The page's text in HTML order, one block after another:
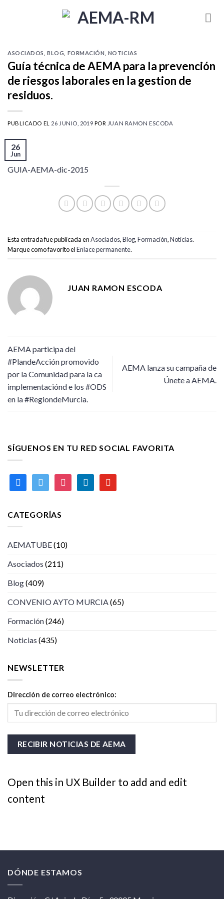
ASOCIADOS ,BLOG FORMACIÓN NOTICIAS
Guía técnica de AEMA para la prevención
de riesgos laborales en la gestion de
residuos.
PUBLICADO EL 26 JUNIO, 2019 POR JUAN RAMON ESCODA
26
Jun
GUIA-AEMA-dic-2015
Esta entrada fue publicada enAsociados,Blog,Formación,Noticias.
Marque como favorito elEnlace permanente.
JUAN RAMON ESCODA
AEMA participa del
#PlandeAcción promovido
por la Comunidad para la ca
implementaciónd e los #ODS
en la #RegiondeMurcia.
AEMA lanza su campaña de
Únete a AEMA.
SÍGUENOS EN TU RED SOCIAL FAVORITA
facebooktwitter instagramlinkedin youtube
CATEGORÍAS
AEMATUBE(10)
Asociados (211)
Blog(409)
CONVENIO AYTO MURCIA(65)
Formación(246)
Noticias (435)
NEWSLETTER
Dirección de correo electrónico:
Open this in UX Builder to add and edit
content
DÓNDE ESTAMOS